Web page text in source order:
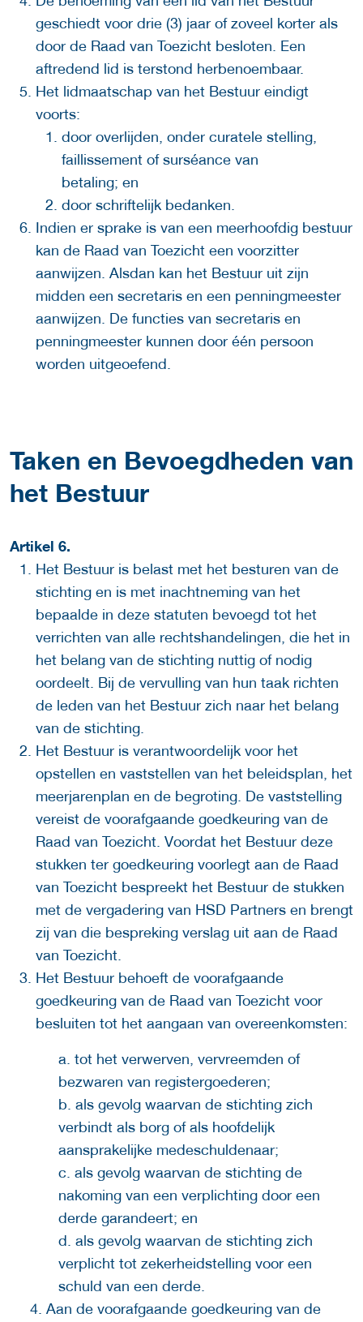
geschiedt voor drie (3) jaar of zoveel korter als
door de Raad van Toezicht besloten. Een
aftredend lid is terstond herbenoembaar.
Het lidmaatschap van het Bestuur eindigt
voorts:
door overlijden, onder curatele stelling,
faillissement of surséance van
betaling; en
door schriftelijk bedanken.
Indien er sprake is van een meerhoofdig bestuur
kan de Raad van Toezicht een voorzitter
aanwijzen. Alsdan kan het Bestuur uit zijn
midden een secretaris en een penningmeester
aanwijzen. De functies van secretaris en
penningmeester kunnen door één persoon
worden uitgeoefend.
Taken en Bevoegdheden van
het Bestuur
Artikel 6.
Het Bestuur is belast met het besturen van de
stichting en is met inachtneming van het
bepaalde in deze statuten bevoegd tot het
verrichten van alle rechtshandelingen, die het in
het belang van de stichting nuttig of nodig
oordeelt. Bij de vervulling van hun taak richten
de leden van het Bestuur zich naar het belang
van de stichting.
Het Bestuur is verantwoordelijk voor het
opstellen en vaststellen van het beleidsplan, het
meerjarenplan en de begroting. De vaststelling
vereist de voorafgaande goedkeuring van de
Raad van Toezicht. Voordat het Bestuur deze
stukken ter goedkeuring voorlegt aan de Raad
van Toezicht bespreekt het Bestuur de stukken
met de vergadering van HSD Partners en brengt
zij van die bespreking verslag uit aan de Raad
van Toezicht.
Het Bestuur behoeft de voorafgaande
goedkeuring van de Raad van Toezicht voor
besluiten tot het aangaan van overeenkomsten:
a. tot het verwerven, vervreemden of
bezwaren van registergoederen;
b. als gevolg waarvan de stichting zich
verbindt als borg of als hoofdelijk
aansprakelijke medeschuldenaar;
c. als gevolg waarvan de stichting de
nakoming van een verplichting door een
derde garandeert; en
d. als gevolg waarvan de stichting zich
verplicht tot zekerheidstelling voor een
schuld van een derde.
4. Aan de voorafgaande goedkeuring van de